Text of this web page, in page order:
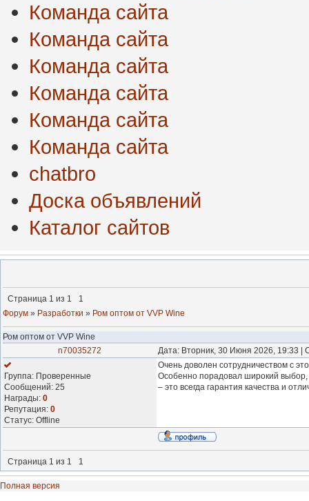
Команда сайта
Команда сайта
Команда сайта
Команда сайта
Команда сайта
Команда сайта
chatbro
Доска объявлений
Каталог сайтов
Страница 1 из 1
1
Форум » Разработки » Ром оптом от VVP Wine
Ром оптом от VVP Wine
n70035272
Дата: Вторник, 30 Июня 2026, 19:33
Группа: Проверенные
Сообщений: 25
Награды: 0
Репутация: 0
Статус: Offline
Очень доволен сотрудничеством с
Особенно порадовал широкий выбор,
– это всегда гарантия качества и
Страница 1 из 1 1
Полная версия